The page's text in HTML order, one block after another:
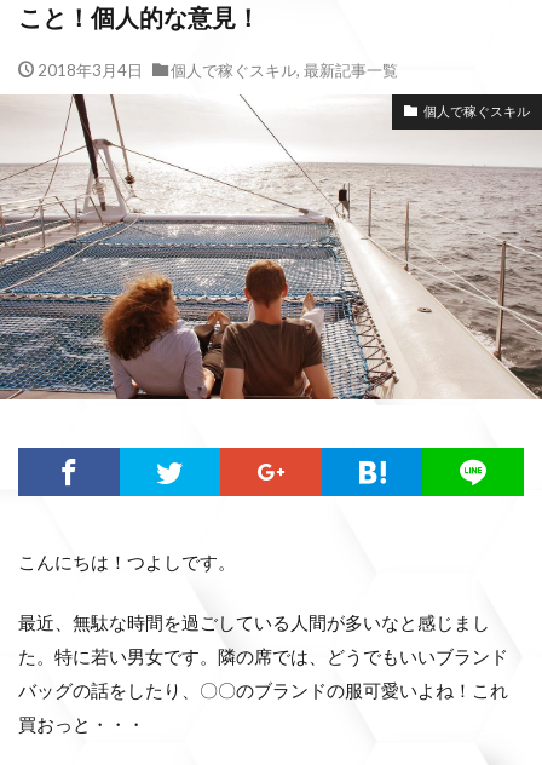
こと！個人的な意見！
2018年3月4日 個人で稼ぐスキル, 最新記事一覧
個人で稼ぐスキル
こんにちは！つよしです。
最近、無駄な時間を過ごしている人間が多いなと感じまし
た。特に若い男女です。隣の席では、どうでもいいブランド
バッグの話をしたり、〇〇のブランドの服可愛いよね！これ
買おっと・・・